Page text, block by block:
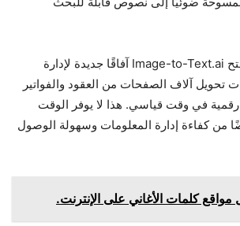
في مجال الأعمال، تفتح Image-to-Text.ai آفاقًا جديدة لإدارة
تحويل آلاف الصفحات من العقود والفواتير
في وقت قياسي. هذا لا يوفر الوقت
كفاءة إدارة المعلومات وسهولة الوصول
كلمات الأغاني على الإنترنت.